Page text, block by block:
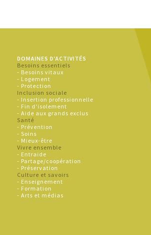
DOMAINES D'ACTIVITÉS
Besoins essentiels
- Besoins vitaux
- Logement
- Protection
Inclusion sociale
- Insertion professionnelle
- Fin d'isolement
- Aide aux grands exclus
Santé
- Prévention
- Soins
- Mieux-être
Vivre ensemble
- Entraide
- Partage/coopération
- Préservation
Culture et savoirs
- Enseignement
- Formation
- Arts et médias